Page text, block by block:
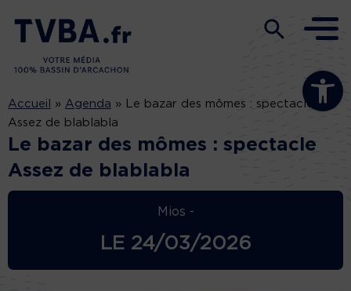
Ouvrir la
Accueil » Agenda »
Le bazar des mômes : spectacle
Assez de blablabla
Le bazar des mômes : spectacle
Assez de blablabla
Mios -
LE 24/03/2026